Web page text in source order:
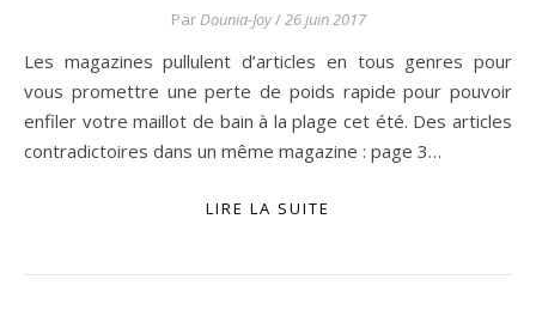
ParDounia-Joy/26 juin 2017
Les magazines pullulent d’articles en tous genres pour
vous promettre une perte de poids rapide pour pouvoir
enfiler votre maillot de bain à la plage cet été. Des articles
contradictoires dans un même magazine : page 3…
LIRE LA SUITE